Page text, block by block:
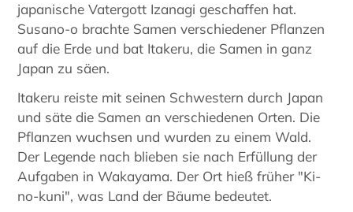
japanische Vatergott Izanagi geschaffen hat.
Susano-o brachte Samen verschiedener Pflanzen
auf die Erde und bat Itakeru, die Samen in ganz
Japan zu säen.
Itakeru reiste mit seinen Schwestern durch Japan
und säte die Samen an verschiedenen Orten. Die
Pflanzen wuchsen und wurden zu einem Wald.
Der Legende nach blieben sie nach Erfüllung der
Aufgaben in Wakayama. Der Ort hieß früher "Ki-
no-kuni", was Land der Bäume bedeutet.